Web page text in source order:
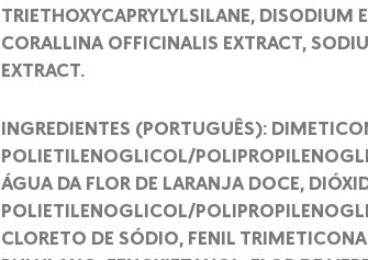
TRIETHOXYCAPRYLYLSILANE, DISODIUM
CORALLINA OFFICINALIS EXTRACT,
EXTRACT.
INGREDIENTES (PORTUGUÊS):
POLIETILENOGLICOL/
ÁGUA DA FLOR DE LARANJA DOCE,
POLIETILENOGLICOL/
CLORETO DE SÓDIO, FENIL